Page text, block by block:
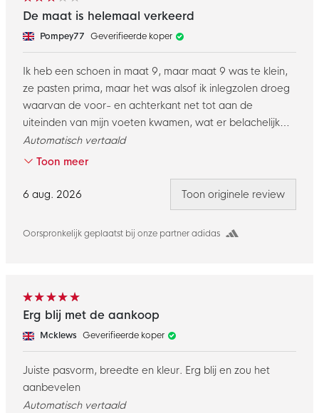
6 aug. 2026
Oorspronkelijk geplaatst bij onze partner adidas
De maat is helemaal verkeerd
Pompey77 Geverifieerde koper
Ik heb een schoen in maat 9, maar maat 9 was te klein,
ze pasten prima, maar het was alsof ik inlegzolen droeg
waarvan de voor- en achterkant net tot aan de
uiteinden van mijn voeten kwamen, wat er belachelijk
uitzag, ik ruilde voor maat 10 die er veel beter uitzag,
maar zelfs in die maat was het voorste deel dat over de
niet bijgesneden of mijn vreemde vorm of iets dergelijks,
gewoon normaal, maar de maat en pasvorm van deze
zijn van goede kwaliteit, maar let wel op dat je een
Toon meer
Automatisch vertaald
Toon originele review
Erg blij met de aankoop
Mcklews Geverifieerde koper
Juiste pasvorm, breedte en kleur. Erg blij en zou het
aanbevelen
Automatisch vertaald